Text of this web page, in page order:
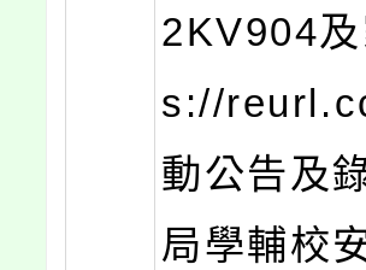
2KV904
s://
動公告及
局學輔校